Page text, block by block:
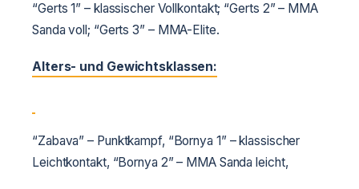
“Gerts 1” – klassischer Vollkontakt; “Gerts 2” – MMA
Sanda voll; “Gerts 3” – MMA-Elite.
Alters- und Gewichtsklassen:
“Zabava” – Punktkampf, “Bornya 1” – klassischer
Leichtkontakt, “Bornya 2” – MMA Sanda leicht,